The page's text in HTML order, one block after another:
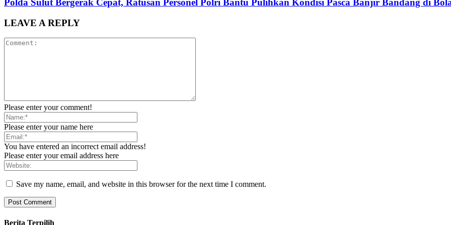
Polda Sulut Bergerak Cepat, Ratusan Personel Polri Bantu Pulihkan Kondisi Pasca Banjir Bandang di
LEAVE A REPLY
Please enter your comment!
Please enter your name here
You have entered an incorrect email address!
Please enter your email address here
Save my name, email, and website in this browser for the next time I comment.
Berita Terpilih